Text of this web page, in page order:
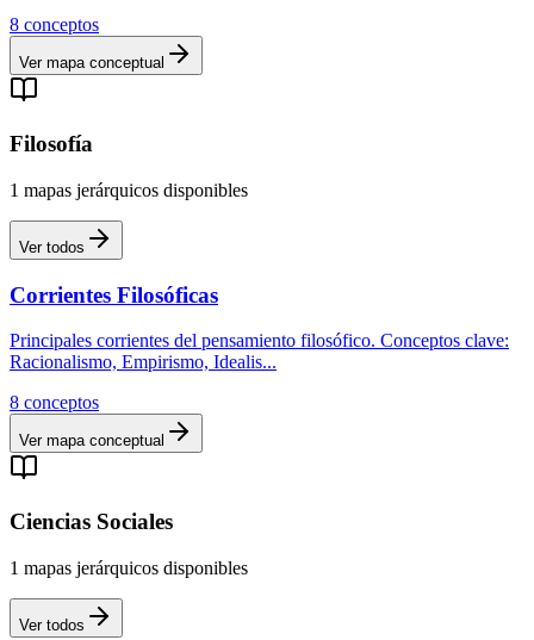
8 conceptos
Ver mapa conceptual
Filosofía
1 mapas jerárquicos disponibles
Ver todos
Corrientes Filosóficas
Principales corrientes del pensamiento filosófico. Conceptos clave:
Racionalismo, Empirismo, Idealis...
8 conceptos
Ver mapa conceptual
Ciencias Sociales
1 mapas jerárquicos disponibles
Ver todos